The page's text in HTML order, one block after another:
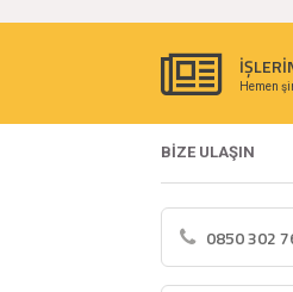
Hemen
BİZE ULAŞIN
0850 302